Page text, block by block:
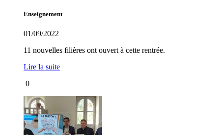
Enseignement
01/09/2022
11 nouvelles filières ont ouvert à cette rentrée.
Lire la suite
0